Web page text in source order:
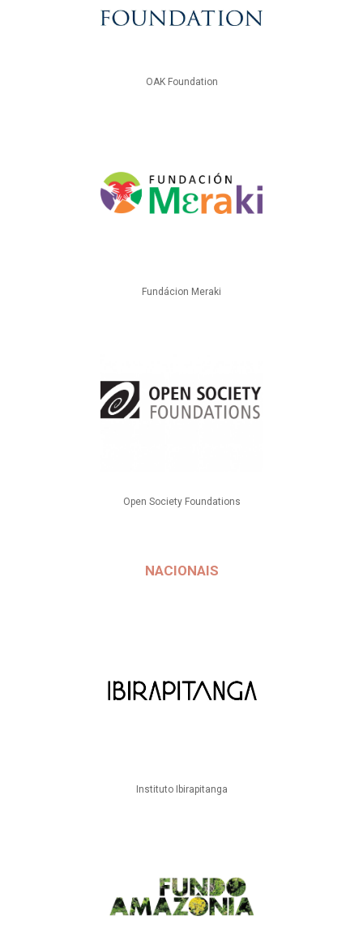
OAK Foundation
Fundácion Meraki
Open Society Foundations
NACIONAIS
Instituto Ibirapitanga